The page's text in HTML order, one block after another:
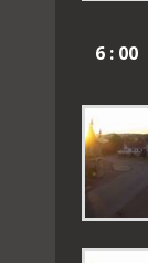
6 : 00